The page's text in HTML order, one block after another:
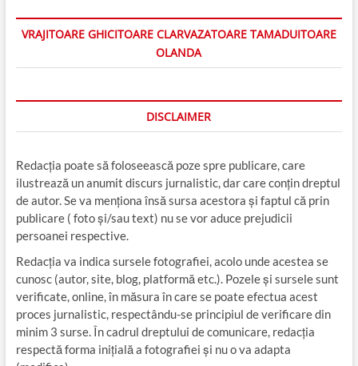
VRAJITOARE GHICITOARE CLARVAZATOARE TAMADUITOARE
OLANDA
DISCLAIMER
Redacția poate să foloseească poze spre publicare, care
ilustrează un anumit discurs jurnalistic, dar care conțin dreptul
de autor. Se va menționa însă sursa acestora și faptul că prin
publicare ( foto și/sau text) nu se vor aduce prejudicii
persoanei respective.
Redacția va indica sursele fotografiei, acolo unde acestea se
cunosc (autor, site, blog, platformă etc.). Pozele și sursele sunt
verificate, online, în măsura în care se poate efectua acest
proces jurnalistic, respectându-se principiul de verificare din
minim 3 surse. În cadrul dreptului de comunicare, redacția
respectă forma inițială a fotografiei și nu o va adapta